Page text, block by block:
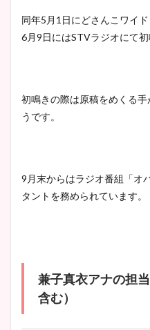
同年5 月 1 日にどさんこワイ
6月9日にはSTVラジオにて初
初鳴きの際は原稿をめくる
うです。
9 月末からはラジオ番組「オ
タントを務められています。
兼子真衣アナの担
含む）